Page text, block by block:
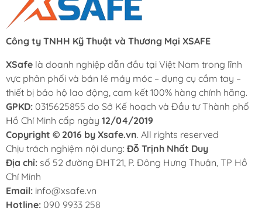
Công ty TNHH Kỹ Thuật và Thương Mại XSAFE
XSafe là doanh nghiệp dẫn đầu tại Việt Nam trong lĩnh
vực phân phối và bán lẻ máy móc – dụng cụ cầm tay –
thiết bị bảo hộ lao động, cam kết 100% hàng chính hãng.
GPKD: 0315625855 do Sở Kế hoạch và Đầu tư Thành phố
Hồ Chí Minh cấp ngày 12/04/2019
Copyright © 2016 by Xsafe.vn. All rights reserved
Chịu trách nghiệm nội dung: Đỗ Trịnh Nhất Duy
Địa chỉ: số 52 đường ĐHT21, P. Đông Hưng Thuận, TP Hồ
Chí Minh
Email: info@xsafe.vn
Hotline: 090 9933 258